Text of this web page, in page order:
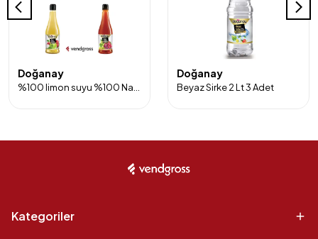
Doğanay Doğanay
Beyaz Sirke 2 Lt 3 Adet
Kategoriler